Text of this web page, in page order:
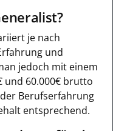
je nach
und
jedoch mit einem
und 60.000€ brutto
Berufserfahrung
entsprechend.